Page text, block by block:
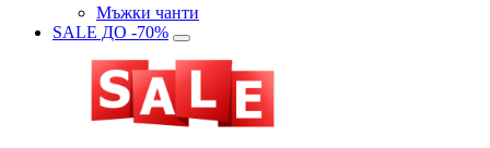
Мъжки чанти
SALE ДО -70%